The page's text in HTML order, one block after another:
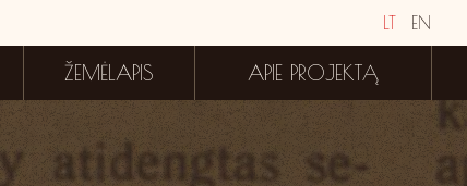
LT EN
ŽEMĖLAPIS APIE PROJEKTĄ